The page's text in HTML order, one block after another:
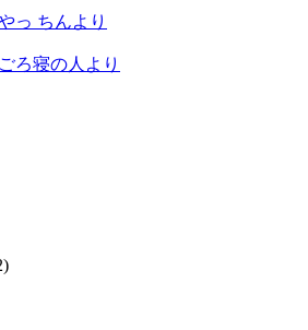
っ ちんより
ごろ寝の人より